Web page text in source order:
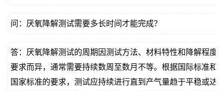
问：厌氧降解测试需要多长时间才能完成？
答：厌氧降解测试的周期因测试方法、材料特性和降解程度
要求而异，通常需要持续数周至数月不等。根据国际标准和
国家标准的要求，测试应持续进行直到产气量趋于平稳或达